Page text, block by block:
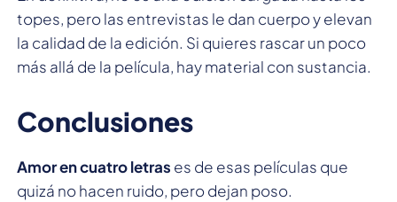
topes, pero las entrevistas le dan cuerpo y elevan
la calidad de la edición. Si quieres rascar un poco
más allá de la película, hay material con sustancia.
Conclusiones
Amor en cuatro letras es de esas películas que
quizá no hacen ruido, pero dejan poso.